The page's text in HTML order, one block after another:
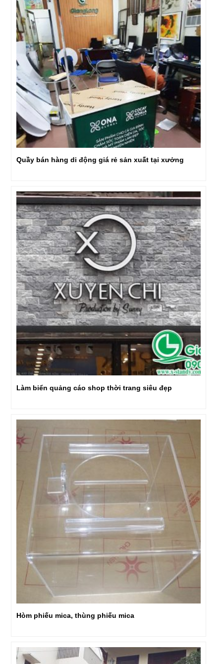
Quầy bán hàng di động giá rẻ sản xuất tại xưởng
Làm biển quảng cáo shop thời trang siêu đẹp
Hòm phiếu mica, thùng phiếu mica